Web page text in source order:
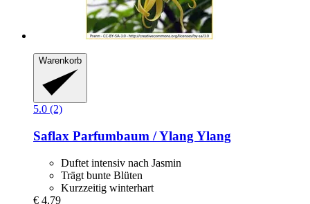
Warenkorb
5.0 (2)
Saflax Parfumbaum / Ylang Ylang
Duftet intensiv nach Jasmin
Trägt bunte Blüten
Kurzzeitig winterhart
€ 4,79